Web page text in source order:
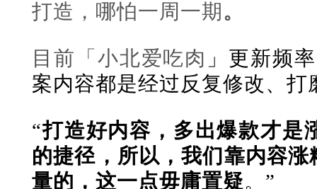
打造，哪怕一周一期 。
目前「小北爱吃肉 」更新频
案内容都是经过反复修改、打
“打造好内容，多出爆款才是
的捷径，所以，我们靠内容
量的，这一点毋庸置疑。”